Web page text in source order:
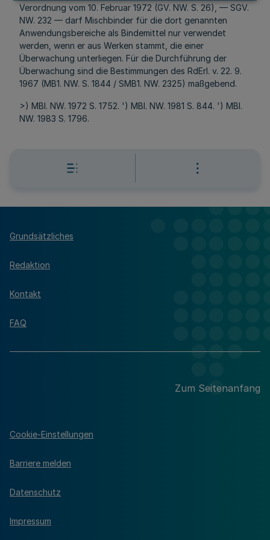
Verordnung vom 10. Februar 1972 (GV. NW. S. 26), — SGV.
NW. 232 — darf Mischbinder für die dort genannten
Anwendungsbereiche als Bindemittel nur verwendet
werden, wenn er aus Werken stammt, die einer
Überwachung unterliegen. Für die Durchführung der
Überwachung sind die Bestimmungen des RdErl. v. 22. 9.
1967 (MB1. NW. S. 1844 / SMB1. NW. 2325) maßgebend.
>) MBl. NW. 1972 S. 1752. ') MBl. NW. 1981 S. 844. ') MBl.
NW. 1983 S. 1796.
Grundsätzliches
Redaktion
Kontakt
FAQ
Zum Seitenanfang
Cookie-Einstellungen
Barriere melden
Datenschutz
Impressum